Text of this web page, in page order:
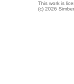
This work is
(c) 2026